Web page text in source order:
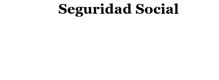
Seguridad Social